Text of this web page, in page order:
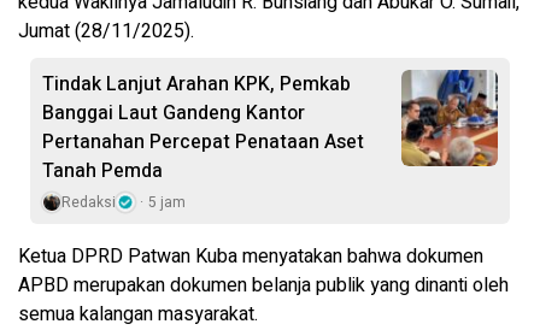
Jumat (28/11/2025).
Tindak Lanjut Arahan KPK, Pemkab
Banggai Laut Gandeng Kantor
Pertanahan Percepat Penataan Aset
Tanah Pemda
Redaksi 5 jam
Ketua DPRD Patwan Kuba menyatakan bahwa dokumen
APBD merupakan dokumen belanja publik yang dinanti oleh
semua kalangan masyarakat.